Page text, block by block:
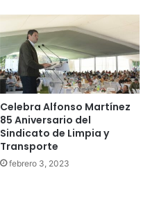
Celebra Alfonso Martínez
85 Aniversario del
Sindicato de Limpia y
Transporte
febrero 3, 2023